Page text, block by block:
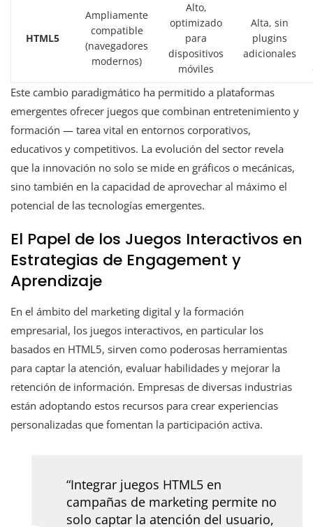
HTML5
Ampliamente
compatible
(navegadores
modernos)
Alto,
optimizado
para
dispositivos
móviles
Alta, sin
plugins
adicionales
Este cambio paradigmático ha permitido a plataformas
emergentes ofrecer juegos que combinan entretenimiento y
formación — tarea vital en entornos corporativos,
educativos y competitivos. La evolución del sector revela
que la innovación no solo se mide en gráficos o mecánicas,
sino también en la capacidad de aprovechar al máximo el
potencial de las tecnologías emergentes.
El Papel de los Juegos Interactivos en
Estrategias de Engagement y
Aprendizaje
En el ámbito del marketing digital y la formación
empresarial, los juegos interactivos, en particular los
basados en HTML5, sirven como poderosas herramientas
para captar la atención, evaluar habilidades y mejorar la
retención de información. Empresas de diversas industrias
están adoptando estos recursos para crear experiencias
personalizadas que fomentan la participación activa.
“Integrar juegos HTML5 en
campañas de marketing permite no
solo captar la atención del usuario,